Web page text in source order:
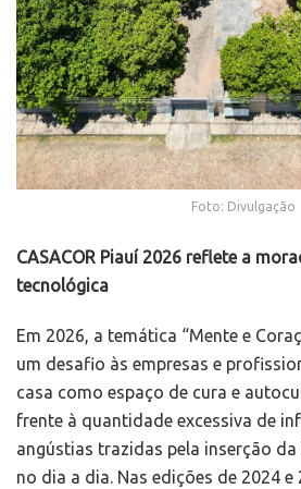
Foto: Divulgação
CASACOR Piauí 2026 reflete a
tecnológica
Em 2026, a temática “Mente e
um desafio às empresas e
casa como espaço de cura e
frente à quantidade excessiva de
angústias trazidas pela inserção
no dia a dia. Nas edições de 2024